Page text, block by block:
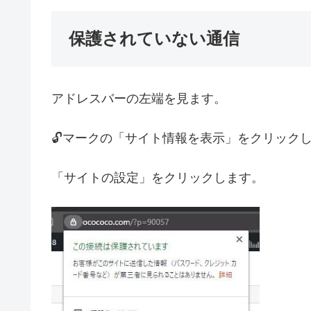
保護されていない通信
アドレスバーの左端を見ます。
🔓マークの「サイト情報を表示」をクリック
「サイトの設定」をクリックします。